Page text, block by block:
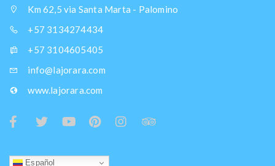
Km 62,5 via Santa Marta - Palomino
+57 3134274434
+57 3104605405
info@lajorara.com
www.lajorara.com
Español